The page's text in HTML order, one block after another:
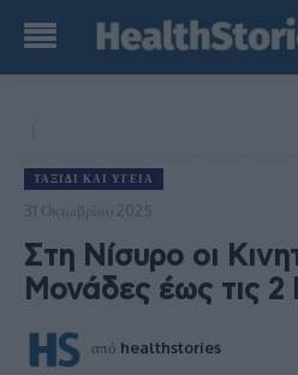
ΤΑΞΊΔΙ ΚΑΙ ΥΓΕΊΑ
31 Οκτωβρίου 2025
Στη Νίσυρο οι
Μονάδες έως τις 2
από healthstories